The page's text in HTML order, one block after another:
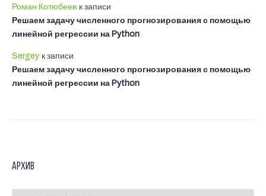
Роман Котюбеев к записи
Решаем задачу численного прогнозирования с помощью
линейной регрессии на Python
Sergey к записи
Решаем задачу численного прогнозирования с помощью
линейной регрессии на Python
Архив